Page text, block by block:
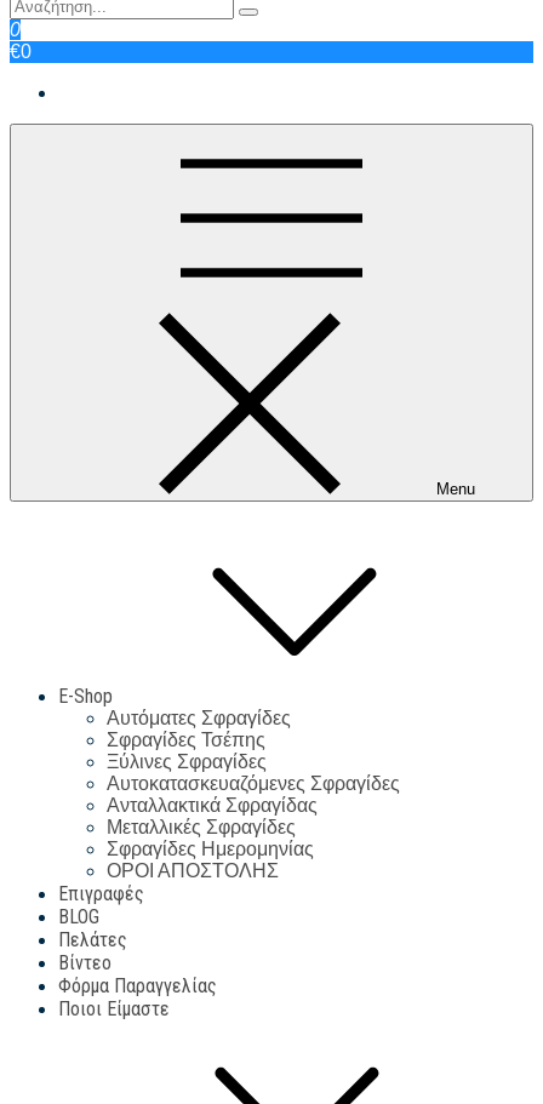
0
€0
Menu
E-Shop
Αυτόματες Σφραγίδες
Σφραγίδες Τσέπης
Ξύλινες Σφραγίδες
Αυτοκατασκευαζόμενες Σφραγίδες
Ανταλλακτικά Σφραγίδας
Μεταλλικές Σφραγίδες
Σφραγίδες Ημερομηνίας
ΟΡΟΙ ΑΠΟΣΤΟΛΗΣ
Επιγραφές
BLOG
Πελάτες
Βίντεο
Φόρμα Παραγγελίας
Ποιοι Είμαστε